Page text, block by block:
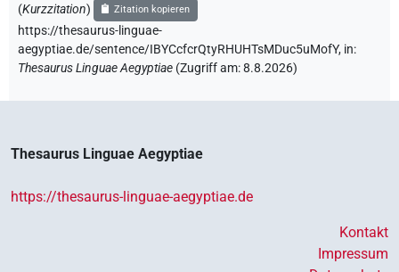
(Kurzzitation) Zitation kopieren
https://thesaurus-linguae-
aegyptiae.de/sentence/IBYCcfcrQtyRHUHTsMDuc5uMofY, in:
Thesaurus Linguae Aegyptiae (Zugriff am:8.8.2026)
Thesaurus Linguae Aegyptiae
https://thesaurus-linguae-aegyptiae.de
Kontakt
Impressum